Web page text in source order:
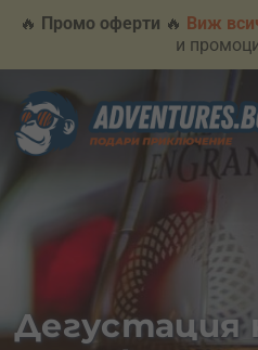
🔥 Промо оферти 🔥 Виж
и
Дегустация